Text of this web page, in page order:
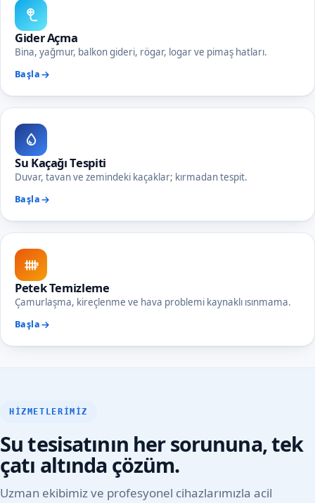
Gider Açma
Bina, yağmur, balkon gideri, rögar, logar ve pimaş hatları.
Başla
Su Kaçağı Tespiti
Duvar, tavan ve zemindeki kaçaklar; kırmadan tespit.
Başla
Petek Temizleme
Çamurlaşma, kireçlenme ve hava problemi kaynaklı ısınmama.
Başla
HIZMETLERIMIZ
Su tesisatının her sorununa, tek
çatı altında çözüm.
Uzman ekibimiz ve profesyonel cihazlarımızla acil